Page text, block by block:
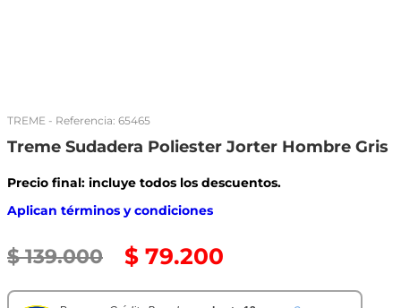
TREME - Referencia: 65465
Treme Sudadera Poliester Jorter Hombre Gris
Precio final: incluye todos los descuentos.
Aplican términos y condiciones
$ 139.000 $ 79.200